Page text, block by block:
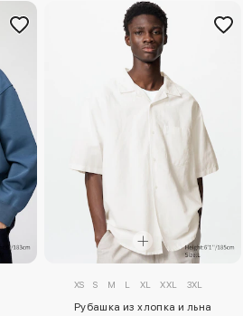
XS S M L XL XXL 3XL
Рубашка из хлопка и льна